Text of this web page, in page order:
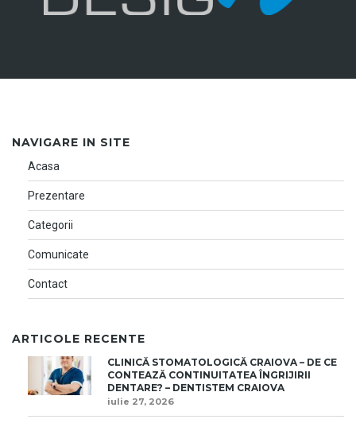
NAVIGARE IN SITE
Acasa
Prezentare
Categorii
Comunicate
Contact
ARTICOLE RECENTE
CLINICĂ STOMATOLOGICĂ CRAIOVA – DE CE
CONTEAZĂ CONTINUITATEA ÎNGRIJIRII
DENTARE? – DENTISTEM CRAIOVA
iulie 27, 2026